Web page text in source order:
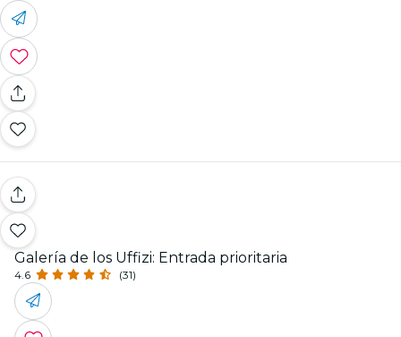
Galería de los Uffizi: Entrada prioritaria
4.6 (31)